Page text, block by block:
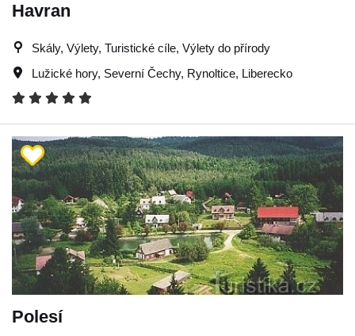
Havran
Skály, Výlety, Turistické cíle, Výlety do přírody
Lužické hory, Severní Čechy, Rynoltice, Liberecko
Polesí